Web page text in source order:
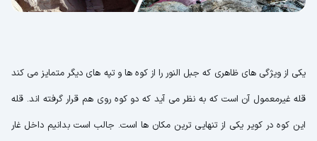
یکی از ویژگی های ظاهری که جبل النور را از کوه ها و تپه های دیگر متمایز می کند
قله غیرمعمول آن است که به نظر می آید که دو کوه روی هم قرار گرفته اند. قله
این کوه در کویر یکی از تنهایی ترین مکان ها است. جالب است بدانیم داخل غار